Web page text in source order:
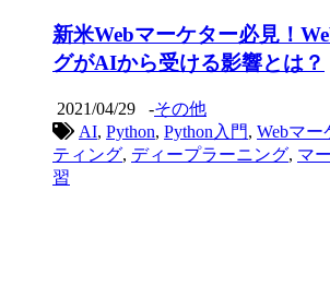
新米Webマーケター必見！
グがAIから受ける影響とは？
2021/04/29 -その他
AI, Python, Python入門, Webマー
ティング, ディープラーニング, マ
習